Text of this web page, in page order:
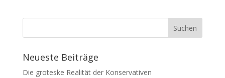
Neueste Beiträge
Die groteske Realität der Konservativen